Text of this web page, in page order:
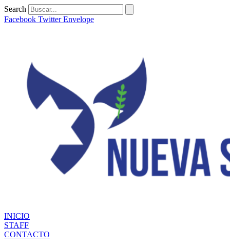
Ir
al
Search
Facebook Twitter Envelope
INICIO
STAFF
CONTACTO